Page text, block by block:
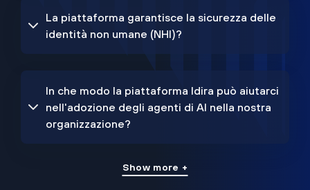
La piattaforma garantisce la sicurezza delle
identità non umane (NHI)?
In che modo la piattaforma Idira può aiutarci
nell'adozione degli agenti di AI nella nostra
organizzazione?
Show more +